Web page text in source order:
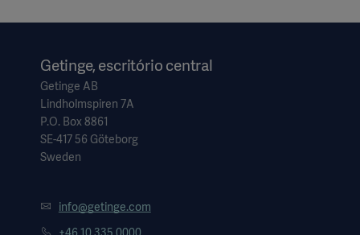
Getinge, escritório central
Getinge AB
Lindholmspiren 7A
P.O. Box 8861
SE-417 56 Göteborg
Sweden
info@getinge.com